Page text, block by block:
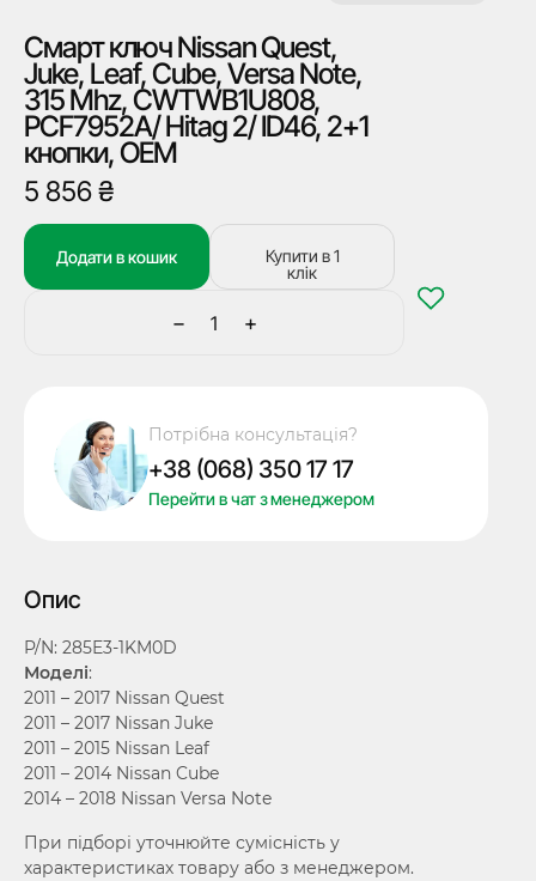
Смарт ключ Nissan Quest,
Juke, Leaf, Cube, Versa Note,
315 Mhz, CWTWB1U808,
PCF7952A/ Hitag 2/ ID46, 2+1
кнопки, OEM
5 856₴
−
Смарт
Juke,
Leaf,
Cube,
2/
ID46,
кнопки,
OEM
кількість
+
Додати в кошик
Купити в 1
клік
Потрібна консультація?
+38 (068) 350 17 17
Перейти в чат з менеджером
Опис
P/N: 285E3-1KM0D
Моделі:
2011 – 2017 Nissan Quest
2011 – 2017 Nissan Juke
2011 – 2015 Nissan Leaf
2011 – 2014 Nissan Cube
2014 – 2018 Nissan Versa Note
При підборі уточнюйте сумісність у
характеристиках товару або з менеджером.